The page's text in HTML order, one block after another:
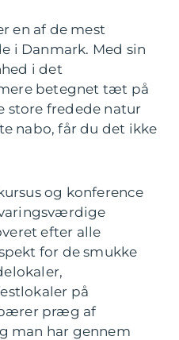
en af de mest
i Danmark. Med sin
i det
betegnet tæt på
store fredede natur
nabo, får du det ikke
og konference
efter alle
for de smukke
på
præg af
man har gennem